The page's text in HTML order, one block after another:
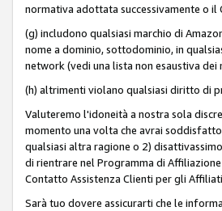
normativa adottata successivamente o il
(g) includono qualsiasi marchio di
nome a dominio, sottodominio, in
network (vedi una lista non esaustiva
(h) altrimenti violano qualsiasi diritto di
Valuteremo l'idoneità a nostra sola
momento una volta che avrai
qualsiasi altra ragione o 2)
di rientrare nel Programma di
Contatto Assistenza Clienti per gli
Sarà tuo dovere assicurarti che le